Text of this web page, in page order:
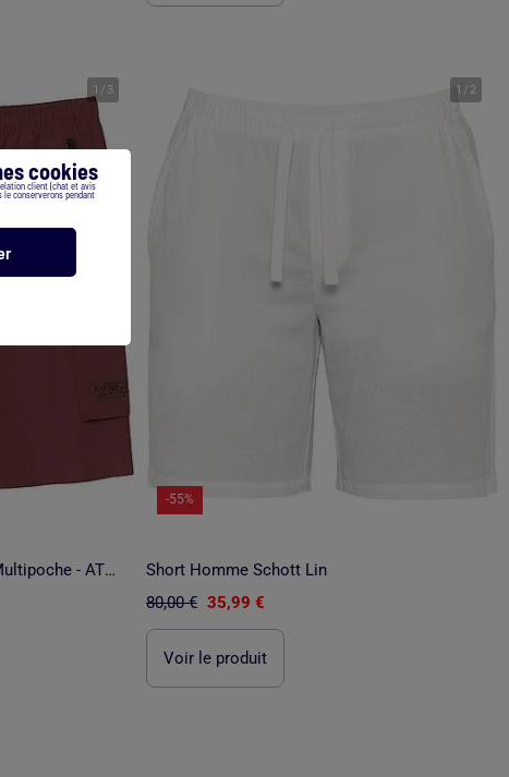
cookies
client (chat et avis
le conserverons pendant
1 / 3
Bermuda Détente Microfibre Multipoche - ATLAS FOR MEN
1 / 2
-55%
Short Homme Schott Lin
80,00 € 35,99 €
Voir le produit